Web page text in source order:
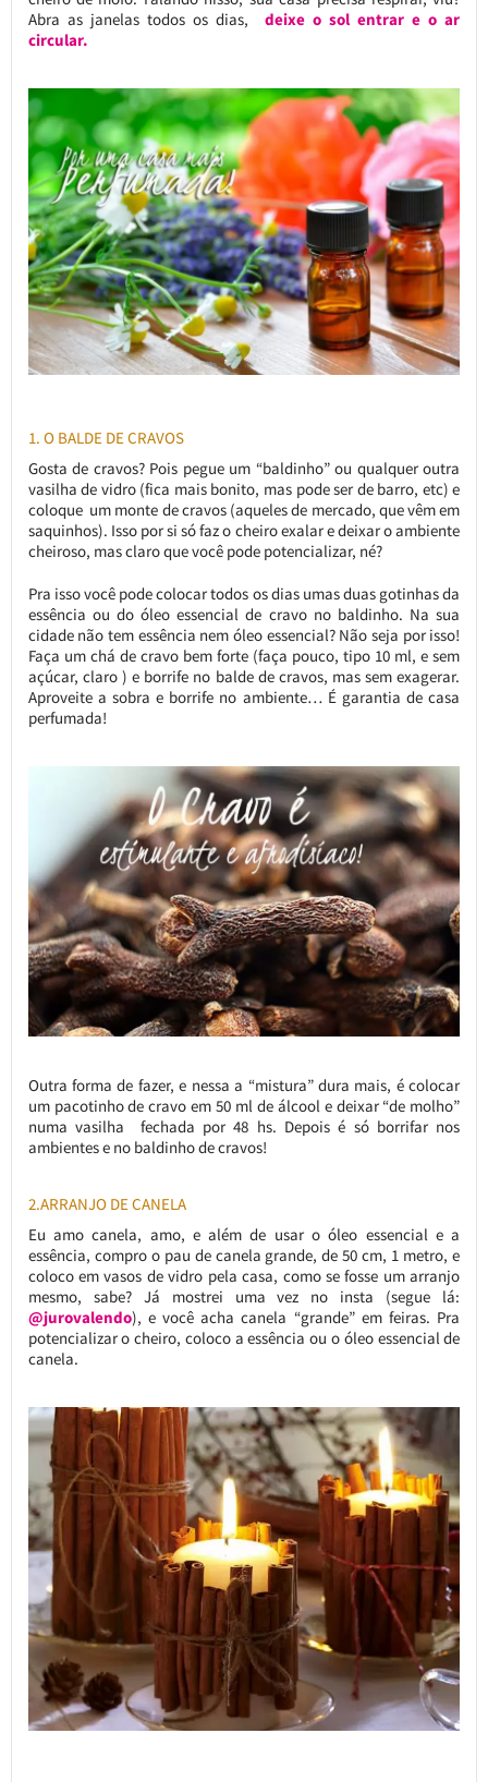
Abra as janelas todos os dias, deixe o sol entrar e o ar
circular.
1. O BALDE DE CRAVOS
Gosta de cravos? Pois pegue um “baldinho” ou qualquer outra
vasilha de vidro (fica mais bonito, mas pode ser de barro, etc) e
coloque um monte de cravos (aqueles de mercado, que vêm em
saquinhos). Isso por si só faz o cheiro exalar e deixar o ambiente
cheiroso, mas claro que você pode potencializar, né?
Pra isso você pode colocar todos os dias umas duas gotinhas da
essência ou do óleo essencial de cravo no baldinho. Na sua
cidade não tem essência nem óleo essencial? Não seja por isso!
Faça um chá de cravo bem forte (faça pouco, tipo 10 ml, e sem
açúcar, claro ) e borrife no balde de cravos, mas sem exagerar.
Aproveite a sobra e borrife no ambiente… É garantia de casa
perfumada!
Outra forma de fazer, e nessa a “mistura” dura mais, é colocar
um pacotinho de cravo em 50 ml de álcool e deixar “de molho”
numa vasilha fechada por 48 hs. Depois é só borrifar nos
ambientes e no baldinho de cravos!
2.ARRANJO DE CANELA
Eu amo canela, amo, e além de usar o óleo essencial e a
essência, compro o pau de canela grande, de 50 cm, 1 metro, e
coloco em vasos de vidro pela casa, como se fosse um arranjo
mesmo, sabe? Já mostrei uma vez no insta (segue lá:
@jurovalendo), e você acha canela “grande” em feiras. Pra
potencializar o cheiro, coloco a essência ou o óleo essencial de
canela.